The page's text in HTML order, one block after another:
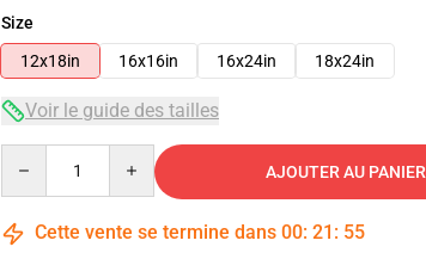
Size
12x18in
16x16in 16x24in 18x24in
Voir le guide des tailles
AJOUTER AU PANIER
Cette vente se termine dans 00: 21 : 54